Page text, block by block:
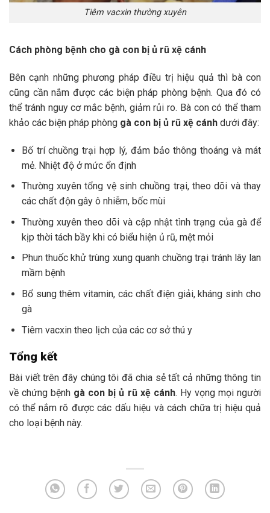
Tiêm vacxin thường xuyên
Cách phòng bệnh cho gà con bị ủ rũ xệ cánh
Bên cạnh những phương pháp điều trị hiệu quả thì bà con
cũng cần nắm được các biện pháp phòng bệnh. Qua đó có
thể tránh nguy cơ mắc bệnh, giảm rủi ro. Bà con có thể tham
khảo các biện pháp phòng gà con bị ủ rũ xệ cánh dưới đây:
Bố trí chuồng trại hợp lý, đảm bảo thông thoáng và mát
mẻ. Nhiệt độ ở mức ổn định
Thường xuyên tổng vệ sinh chuồng trại, theo dõi và thay
các chất độn gây ô nhiễm, bốc mùi
Thường xuyên theo dõi và cập nhật tình trạng của gà để
kịp thời tách bầy khi có biểu hiện ủ rũ, mệt mỏi
Phun thuốc khử trùng xung quanh chuồng trại tránh lây lan
mầm bệnh
Bổ sung thêm vitamin, các chất điện giải, kháng sinh cho
gà
Tiêm vacxin theo lịch của các cơ sở thú y
Tổng kết
Bài viết trên đây chúng tôi đã chia sẻ tất cả những thông tin
về chứng bệnh gà con bị ủ rũ xệ cánh. Hy vọng mọi người
có thể nắm rõ được các dấu hiệu và cách chữa trị hiệu quả
cho loại bệnh này.